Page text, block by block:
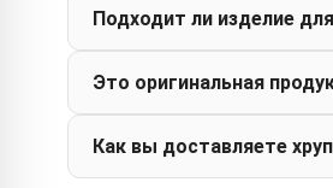
Подходит ли изделие
Это оригинальная
Как вы доставляете